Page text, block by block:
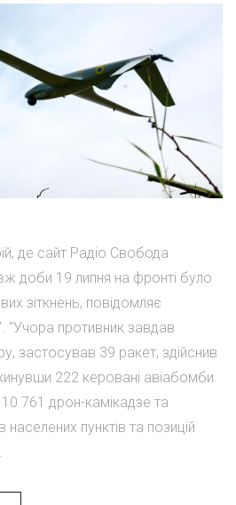
де сайт Радіо Свобода
доби 19 липня на фронті було
зіткнень, повідомляє
"Учора противник завдав
застосував 39 ракет, здійснив
222 керовані авіабомби.
761 дрон-камікадзе та
населених пунктів та позицій